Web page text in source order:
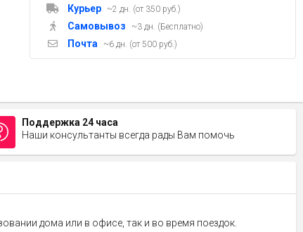
Курьер ~2 дн. (от 350 руб.)
Самовывоз ~3 дн. (Бесплатно)
Почта ~6 дн. (от 500 руб.)
Поддержка 24 часа
Наши консультанты всегда рады Вам помочь
дома или в офисе, так и во время поездок.